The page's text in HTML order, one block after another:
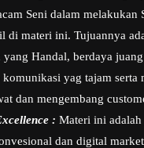
Seni dalam melakukan
di materi ini. Tujuannya
yang Handal, berdaya
komunikasi yag tajam
dan mengembang
: Materi ini adalah
dan digital